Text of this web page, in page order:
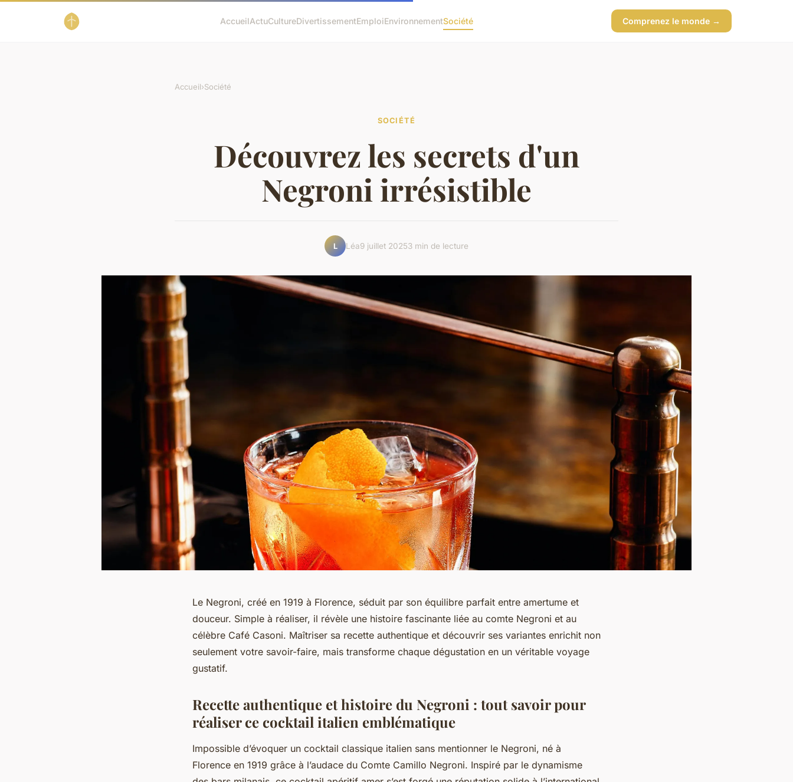
AccueilActuCultureDivertissementEmploiEnvironnementSociété Comprenez le monde →
Accueil›Société
SOCIÉTÉ
Découvrez les secrets d'un
Negroni irrésistible
L Léa9 juillet 20253 min de lecture
Le Negroni, créé en 1919 à Florence, séduit par son équilibre parfait entre amertume et
douceur. Simple à réaliser, il révèle une histoire fascinante liée au comte Negroni et au
célèbre Café Casoni. Maîtriser sa recette authentique et découvrir ses variantes enrichit non
seulement votre savoir-faire, mais transforme chaque dégustation en un véritable voyage
gustatif.
Recette authentique et histoire du Negroni : tout savoir pour
réaliser ce cocktail italien emblématique
Impossible d’évoquer un cocktail classique italien sans mentionner le Negroni, né à
Florence en 1919 grâce à l’audace du Comte Camillo Negroni. Inspiré par le dynamisme